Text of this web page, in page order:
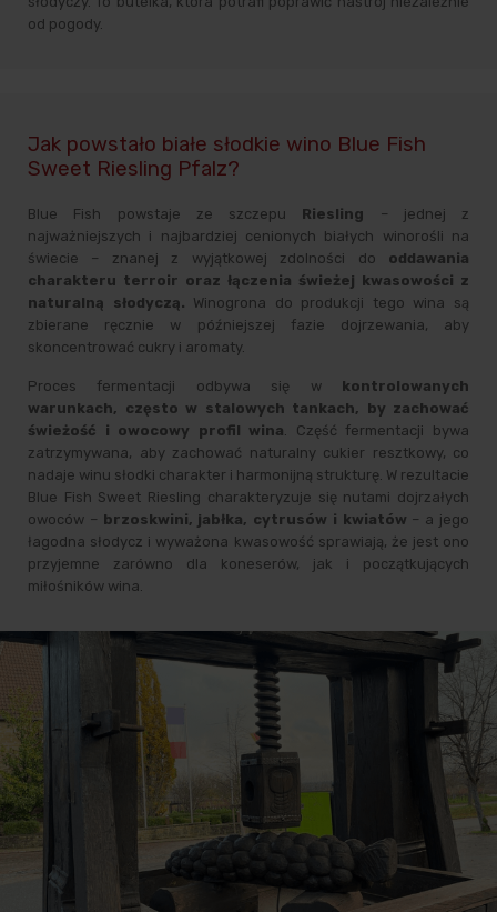
od pogody.
Jak powstało białe słodkie wino Blue Fish
Sweet Riesling Pfalz?
Blue Fish powstaje ze szczepu Riesling – jednej z
najważniejszych i najbardziej cenionych białych winorośli na
świecie – znanej z wyjątkowej zdolności do oddawania
charakteru terroir oraz łączenia świeżej kwasowości z
naturalną słodyczą. Winogrona do produkcji tego wina są
zbierane ręcznie w późniejszej fazie dojrzewania, aby
skoncentrować cukry i aromaty.
Proces fermentacji odbywa się wkontrolowanych
warunkach, często w stalowych tankach, by zachować
świeżość i owocowy profil wina. Część fermentacji bywa
zatrzymywana, aby zachować naturalny cukier resztkowy, co
nadaje winu słodki charakter i harmonijną strukturę. W rezultacie
Blue Fish Sweet Riesling charakteryzuje się nutami dojrzałych
owoców – brzoskwini, jabłka, cytrusów i kwiatów – a jego
łagodna słodycz i wyważona kwasowość sprawiają, że jest ono
przyjemne zarówno dla koneserów, jak i początkujących
miłośników wina.